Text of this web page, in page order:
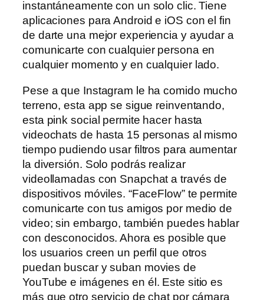
instantáneamente con un solo clic. Tiene
aplicaciones para Android e iOS con el fin
de darte una mejor experiencia y ayudar a
comunicarte con cualquier persona en
cualquier momento y en cualquier lado.
Pese a que Instagram le ha comido mucho
terreno, esta app se sigue reinventando,
esta pink social permite hacer hasta
videochats de hasta 15 personas al mismo
tiempo pudiendo usar filtros para aumentar
la diversión. Solo podrás realizar
videollamadas con Snapchat a través de
dispositivos móviles. “FaceFlow” te permite
comunicarte con tus amigos por medio de
video; sin embargo, también puedes hablar
con desconocidos. Ahora es posible que
los usuarios creen un perfil que otros
puedan buscar y suban movies de
YouTube e imágenes en él. Este sitio es
más que otro servicio de chat por cámara